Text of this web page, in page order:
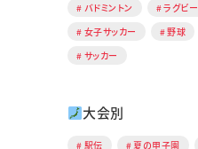
バドミントン
ラグビー
女子サッカー
野球
サッカー
大会別
駅伝 夏の甲子園